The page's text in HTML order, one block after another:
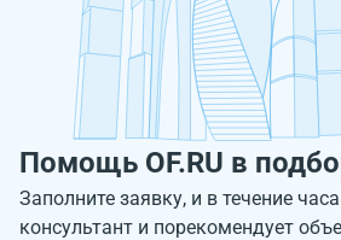
Помощь OF.RU в
Заполните заявку, и в течение
консультант и порекомендует